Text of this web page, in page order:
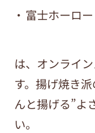
富士ホーロ
は、オンライ
す。揚げ焼き
んと揚げる”よ
い。